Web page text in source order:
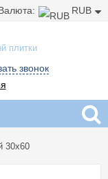
RUB
плитки
звонок
30x60